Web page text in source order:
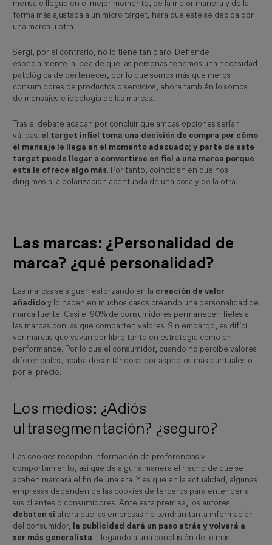
mensaje llegue en el mejor momento, de la mejor manera y de la
forma más ajustada a un micro target, hará que este se decida por
una marca u otra.
Sergi, por el contrario, no lo tiene tan claro. Defiende
especialmente la idea de que las personas tenemos una necesidad
patológica de pertenecer, por lo que somos más que meros
consumidores de productos o servicios, ahora también lo somos
de mensajes e ideología de las marcas.
Tras el debate acaban por concluir que ambas opciones serían
válidas: el target infiel toma una decisión de compra por cómo
el mensaje le llega en el momento adecuado; y parte de este
target puede llegar a convertirse en fiel a una marca porque
esta le ofrece algo más. Por tanto, coinciden en que nos
dirigimos a la polarización acentuada de una cosa y de la otra.
Las marcas: ¿Personalidad de
marca? ¿qué personalidad?
Las marcas se siguen esforzando en la creación de valor
añadidoy lo hacen en muchos casos creando una personalidad de
marca fuerte. Casi el 90% de consumidores permanecen fieles a
las marcas con las que comparten valores. Sin embargo, es difícil
ver marcas que vayan por libre tanto en estrategia como en
performance. Por lo que el consumidor, cuando no percibe valores
diferenciales, acaba decantándose por aspectos más puntuales o
por el precio.
Los medios: ¿Adiós
ultrasegmentación? ¿seguro?
Las cookies recopilan información de preferencias y
comportamiento, así que de alguna manera el hecho de que se
acaben marcará el fin de una era. Y es que en la actualidad, algunas
empresas dependen de las cookies de terceros para entender a
sus clientes o consumidores. Ante esta premisa, los autores
debaten si ahora que las empresas no tendrán tanta información
del consumidor, la publicidad dará un paso atrás y volverá a
ser más generalista. Llegando a una conclusión de lo más